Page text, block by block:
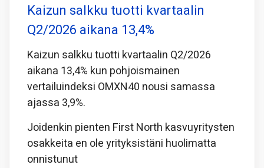
Kaizun salkku tuotti kvartaalin
Q2/2026 aikana 13,4%
Kaizun salkku tuotti kvartaalin Q2/2026
aikana 13,4% kun pohjoismainen
vertailuindeksi OMXN40 nousi samassa
ajassa 3,9%.
Joidenkin pienten First North kasvuyritysten
osakkeita en ole yrityksistäni huolimatta
onnistunut